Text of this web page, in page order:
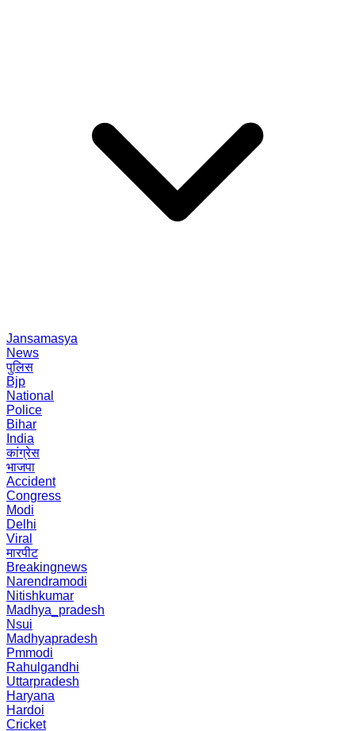
Jansamasya
News
पुलिस
Bjp
National
Police
Bihar
India
कांग्रेस
भाजपा
Accident
Congress
Modi
Delhi
Viral
मारपीट
Breakingnews
Narendramodi
Nitishkumar
Madhya_pradesh
Nsui
Madhyapradesh
Pmmodi
Rahulgandhi
Uttarpradesh
Haryana
Hardoi
Cricket